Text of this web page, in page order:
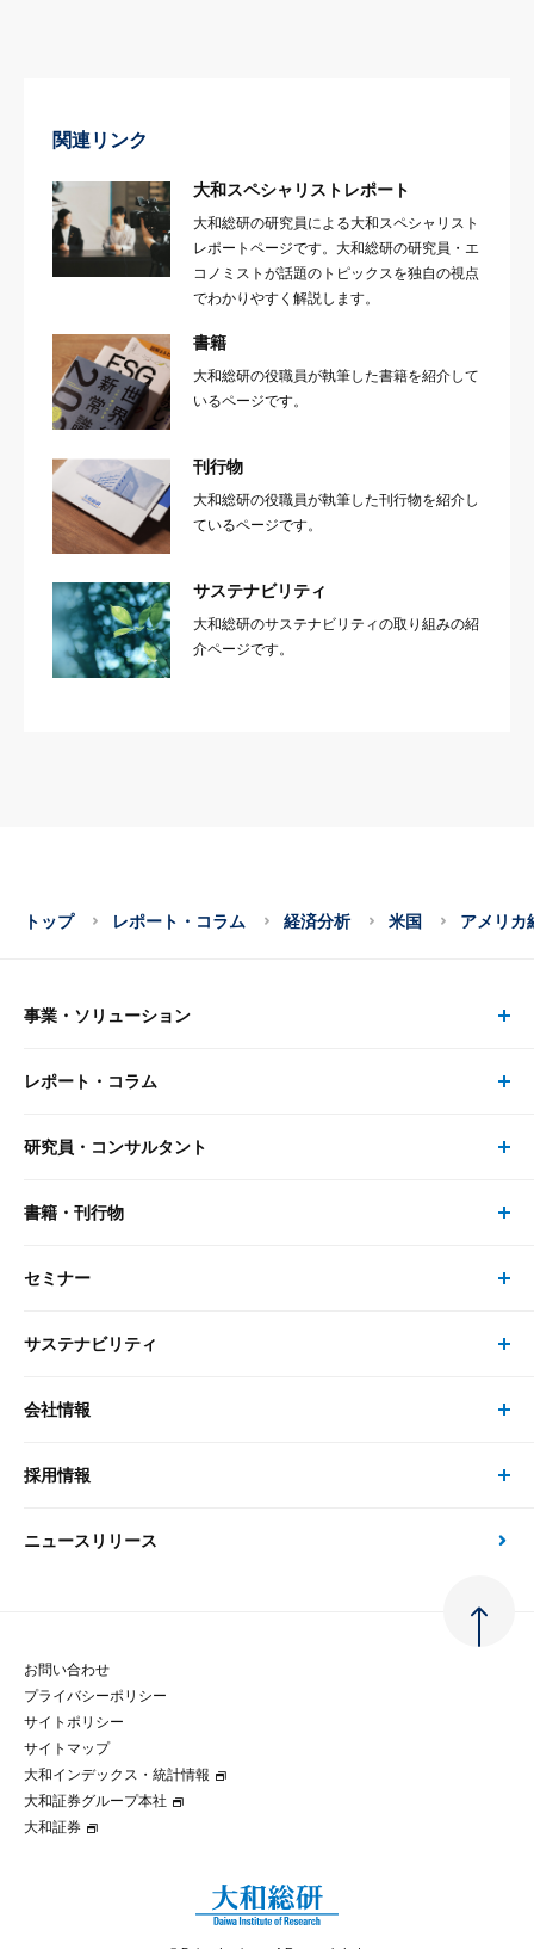
関連リンク
大和スペシャリストレポート
大和総研の研究員による大和スペシャリスト
レポートページです。大和総研の研究員・エ
コノミストが話題のトピックスを独自の視点
でわかりやすく解説します。
書籍
大和総研の役職員が執筆した書籍を紹介して
いるページです。
刊行物
大和総研の役職員が執筆した刊行物を紹介し
ているページです。
サステナビリティ
大和総研のサステナビリティの取り組みの紹
介ページです。
トップ レポート・コラム 経済分析 米国 アメリカ
事業・ソリューション
事業・ソリューション トップ
リサーチ
大和総研の強み
先端テクノロジーに基づく新たな価値の創出
レポート・コラム
レポート・コラム トップ
最新のレポート・コラム
政策分析
金融経済教育等
コラム
大和インデックス・統計情報
研究員・コンサルタント
研究員・コンサルタント トップ
研究員
書籍・刊行物
書籍・刊行物 トップ
書籍
セミナー
セミナー トップ
現在受付中のセミナー・イベント
サステナビリティ
サステナビリティの取り組み
次世代社会への貢献
マルチステークホルダー方針
パートナーシップ構築宣言
会社情報
会社情報 トップ
会社概要・役員一覧
大和総研の歩み
グループ会社
採用情報
採用情報 トップ
経験者採用
ニュースリリース
お問い合わせ
プライバシーポリシー
サイトポリシー
サイトマップ
大和インデックス・統計情報
大和証券グループ本社
大和証券